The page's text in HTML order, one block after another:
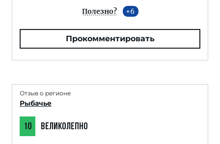
Полезно? 6
Прокомментировать
Отзыв о регионе
Рыбачье
10 ВЕЛИКОЛЕПНО